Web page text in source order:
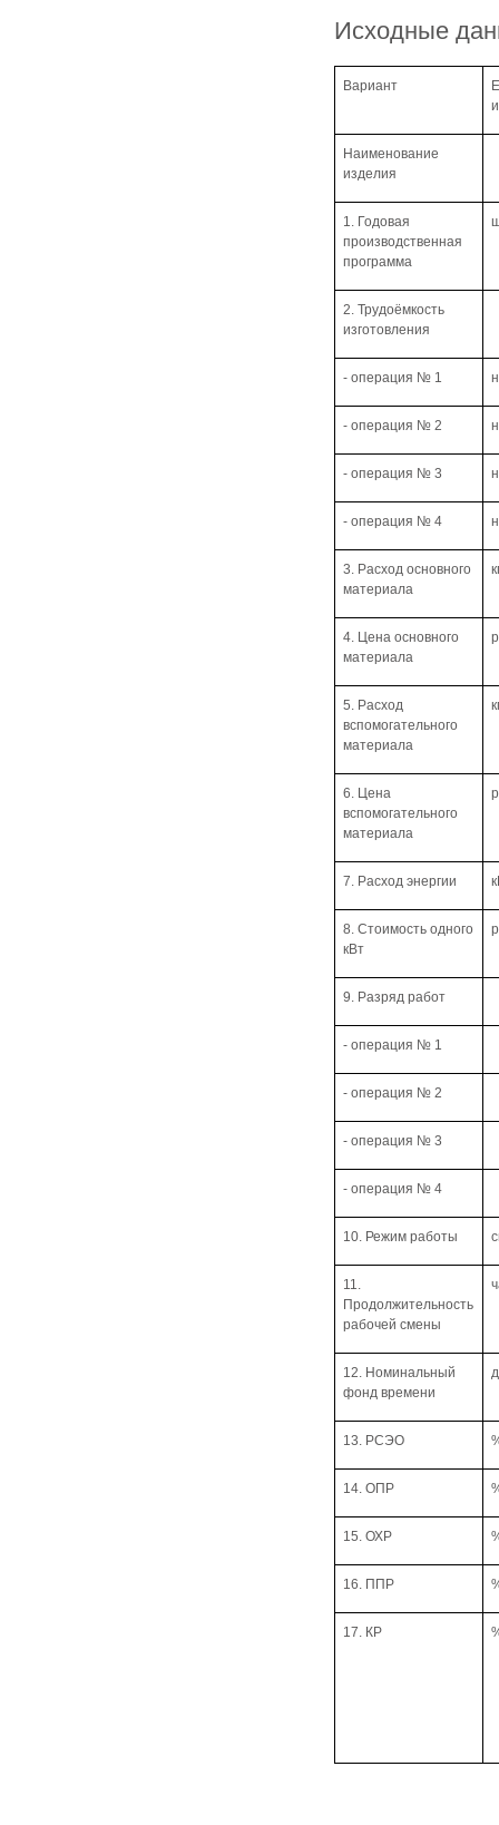
Исходные
Вариант
Наименование
изделия
1. Годовая
производственная
программа
2. Трудоёмкость
изготовления
- операция № 1
- операция № 2
- операция № 3
- операция № 4
3. Расход основного
материала
4. Цена основного
материала
5. Расход
вспомогательного
материала
6. Цена
вспомогательного
материала
7. Расход энергии
8. Стоимость одного
кВт
9. Разряд работ
- операция № 1
- операция № 2
- операция № 3
- операция № 4
10. Режим работы
11.
Продолжительность
рабочей смены
12. Номинальный
фонд времени
13. РСЭО
14. ОПР
15. ОХР
16. ППР
17. КР